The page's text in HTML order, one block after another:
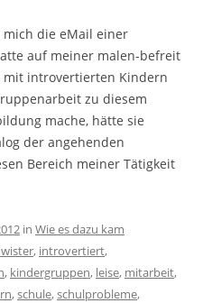
mich die eMail einer
auf meiner malen-befreit
mit introvertierten Kindern
zu diesem
mache, hätte sie
der angehenden
Bereich meiner Tätigkeit
in Wie es dazu kam
, introvertiert,
, kindergruppen, leise, mitarbeit,
,schule,schulprobleme,